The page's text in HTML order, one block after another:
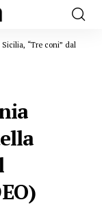
“Tre coni” dal